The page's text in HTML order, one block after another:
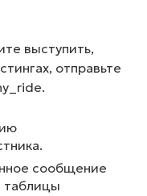
выступить,
отправьте
сообщение
таблицы